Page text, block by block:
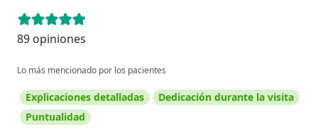
89 opiniones
Lo más mencionado por los pacientes
Explicaciones detalladas
Dedicación durante la visita
Puntualidad